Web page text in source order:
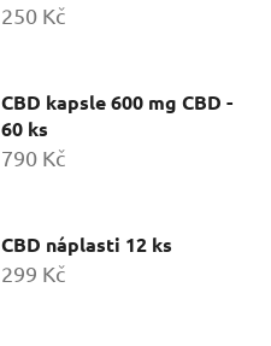
250 Kč
CBD kapsle 600 mg CBD -
60 ks
790 Kč
CBD náplasti 12 ks
299 Kč